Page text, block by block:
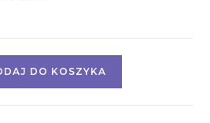
DO KOSZYKA